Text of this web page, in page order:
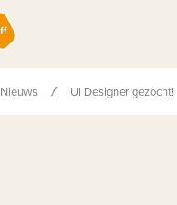
Nieuws UI Designer gezocht!